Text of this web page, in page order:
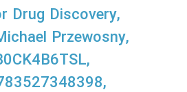
Drug Discovery,
Przewosny,